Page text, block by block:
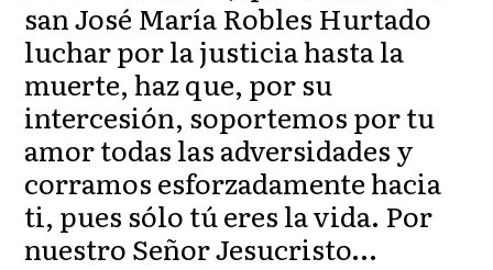
san José María Robles Hurtado
luchar por la justicia hasta la
muerte, haz que, por su
intercesión, soportemos por tu
amor todas las adversidades y
corramos esforzadamente hacia
ti, pues sólo tú eres la vida. Por
nuestro Señor Jesucristo…